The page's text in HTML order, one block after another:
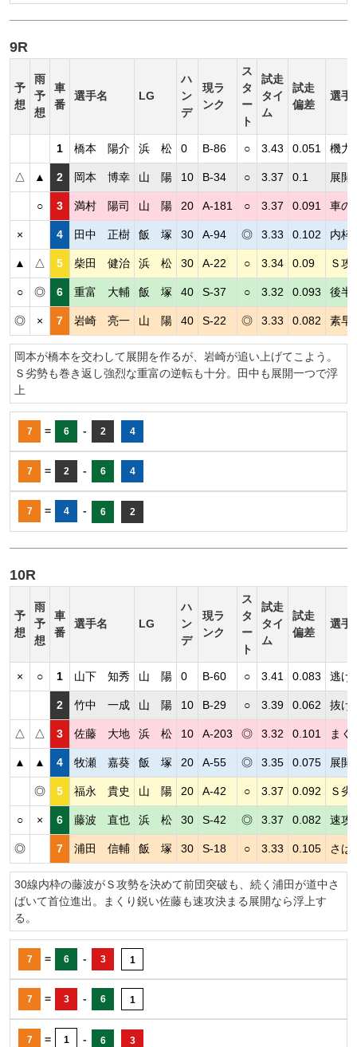
9R
予
想
雨
予
想
車
番
選手名 LG
ハ
ン
デ
現ラ
ンク
ス
タ
ー
ト
試走
タイ
ム
試走
偏差
選手
1 橋本 陽介 浜 松 0 B-86 ○ 3.43 0.051 機力
△ ▲ 2 岡本 博幸 山 陽 10 B-34 ○ 3.37 0.1 展開
○ 3 満村 陽司 山 陽 20 A-181 ○ 3.37 0.091 車の
× 4 田中 正樹 飯 塚 30 A-94 ◎ 3.33 0.102 内枠
▲ △ 5 柴田 健治 浜 松 30 A-22 ○ 3.34 0.09 Ｓ攻
○ ◎ 6 重富 大輔 飯 塚 40 S-37 ○ 3.32 0.093 後半
◎ × 7 岩崎 亮一 山 陽 40 S-22 ◎ 3.33 0.082 素早
岡本が橋本を交わして展開を作るが、岩崎が追い上げてこよう。
Ｓ劣勢も巻き返し強烈な重富の逆転も十分。田中も展開一つで浮
上
7 = 6 - 2 4
7 = 2 - 6 4
7 = 4 - 6 2
10R
予
想
雨
予
想
車
番
選手名 LG
ハ
ン
デ
現ラ
ンク
ス
タ
ー
ト
試走
タイ
ム
試走
偏差
選手
× ○ 1 山下 知秀 山 陽 0 B-60 ○ 3.41 0.083 逃げ
2 竹中 一成 山 陽 10 B-29 ○ 3.39 0.062 抜け
△ △ 3 佐藤 大地 浜 松 10 A-203 ◎ 3.32 0.101 まく
▲ ▲ 4 牧瀬 嘉葵 飯 塚 20 A-55 ◎ 3.35 0.075 展開
◎ 5 福永 貴史 山 陽 20 A-42 ○ 3.37 0.092 Ｓ劣
○ × 6 藤波 直也 浜 松 30 S-42 ◎ 3.37 0.082 速攻
◎ 7 浦田 信輔 飯 塚 30 S-18 ○ 3.33 0.105 さば
30線内枠の藤波がＳ攻勢を決めて前団突破も、続く浦田が道中さ
ばいて首位進出。まくり鋭い佐藤も速攻決まる展開なら浮上す
る。
7 = 6 - 3 1
7 = 3 - 6 1
7 = 1 - 6 3